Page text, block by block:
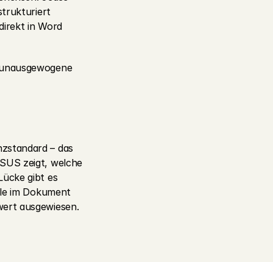
in Word
– das
zeigt, welche
gibt es
im Dokument
ausgewiesen.